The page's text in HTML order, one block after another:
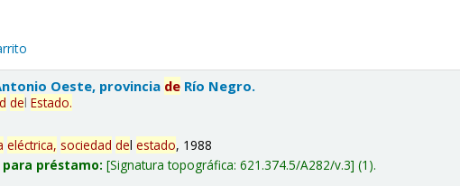
Oeste, provincia de Río Negro.
delEstado.
eléctrica, sociedad delestado, 1988
para préstamo: Signatura topográfica:621.374.5/A282/v.3 (1).